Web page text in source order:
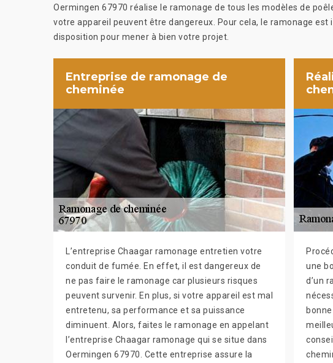
Oermingen 67970 réalise le ramonage de tous les modèles de
votre appareil peuvent être dangereux. Pour cela, le ramonage
disposition pour mener à bien votre projet.
Entreprise de ramonage de
cheminée
L’entreprise Chaagar ramonage entretien votre
conduit de fumée. En effet, il est dangereux de
ne pas faire le ramonage car plusieurs risques
peuvent survenir. En plus, si votre appareil est mal
entretenu, sa performance et sa puissance
diminuent. Alors, faites le ramonage en appelant
l’entreprise Chaagar ramonage qui se situe dans
Oermingen 67970. Cette entreprise assure la
une
d’un